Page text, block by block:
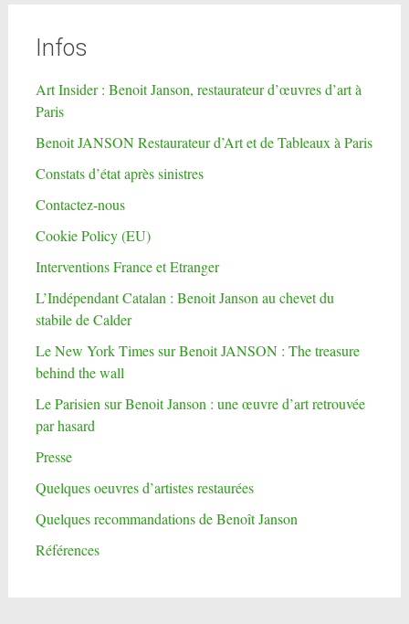
Infos
Art Insider : Benoit Janson, restaurateur d’œuvres d’art à
Paris
Benoit JANSON Restaurateur d’Art et de Tableaux à Paris
Constats d’état après sinistres
Contactez-nous
Cookie Policy (EU)
Interventions France et Etranger
L’Indépendant Catalan : Benoit Janson au chevet du
stabile de Calder
Le New York Times sur Benoit JANSON : The treasure
behind the wall
Le Parisien sur Benoit Janson : une œuvre d’art retrouvée
par hasard
Presse
Quelques oeuvres d’artistes restaurées
Quelques recommandations de Benoît Janson
Références